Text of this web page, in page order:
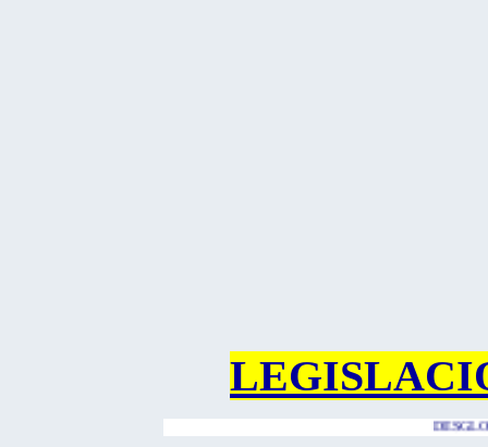
DESGLOSE